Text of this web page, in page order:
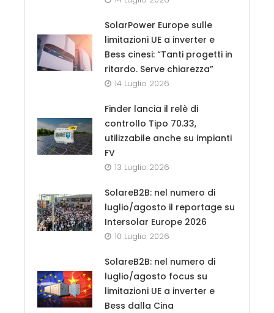
SolarPower Europe sulle
limitazioni UE a inverter e
Bess cinesi: “Tanti progetti in
ritardo. Serve chiarezza”
14 Luglio 2026
Finder lancia il relè di
controllo Tipo 70.33,
utilizzabile anche su impianti
FV
13 Luglio 2026
SolareB2B: nel numero di
luglio/agosto il reportage su
Intersolar Europe 2026
10 Luglio 2026
SolareB2B: nel numero di
luglio/agosto focus su
limitazioni UE a inverter e
Bess dalla Cina